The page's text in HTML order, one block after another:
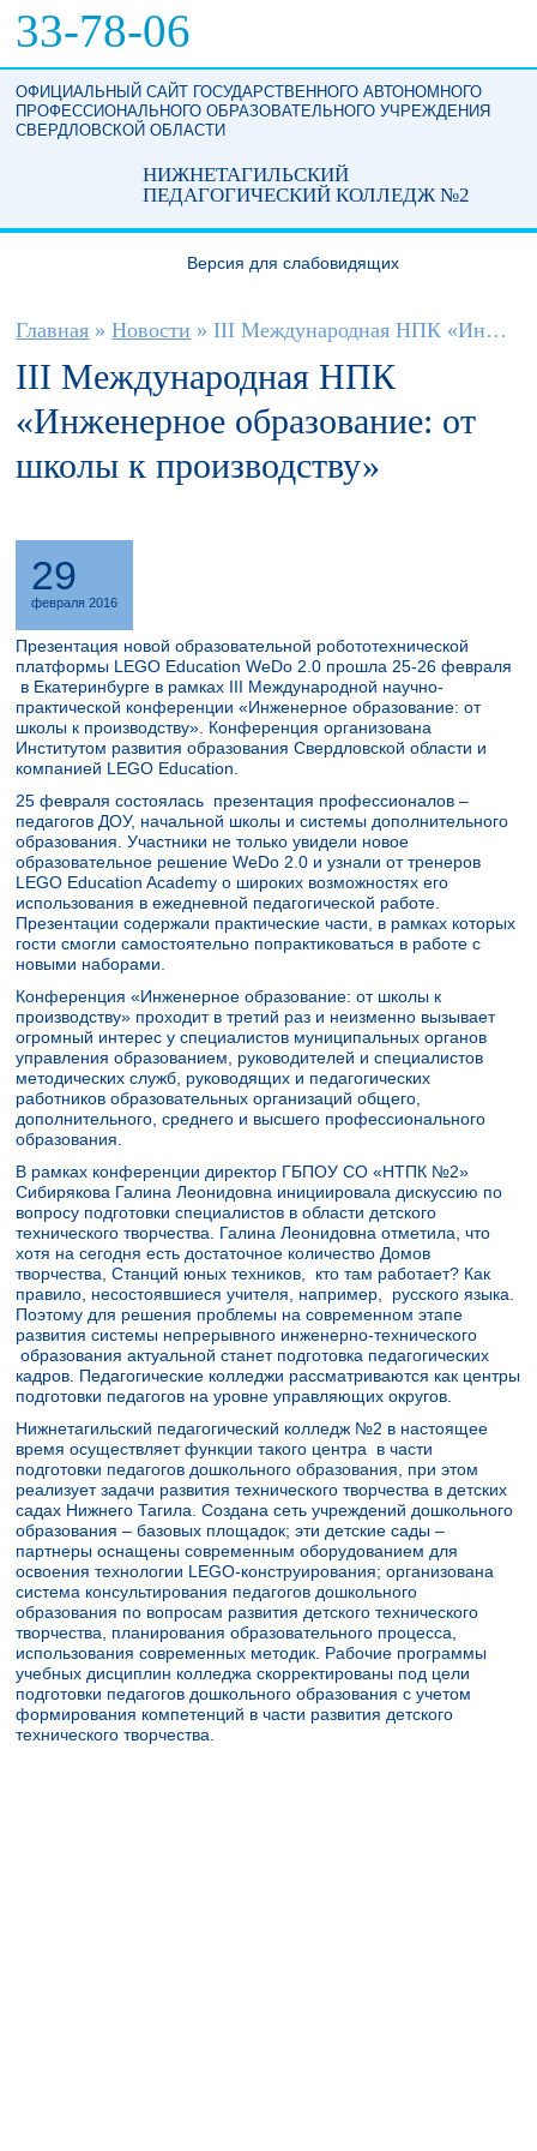
33-78-06
ОФИЦИАЛЬНЫЙ САЙТ ГОСУДАРСТВЕННОГО АВТОНОМНОГО
ПРОФЕССИОНАЛЬНОГО ОБРАЗОВАТЕЛЬНОГО УЧРЕЖДЕНИЯ
СВЕРДЛОВСКОЙ ОБЛАСТИ
НИЖНЕТАГИЛЬСКИЙ
ПЕДАГОГИЧЕСКИЙ КОЛЛЕДЖ №2
Версия для слабовидящих
Вы здесь
Главная » Новости » III Международная НПК «Инженерное...
III Международная НПК
«Инженерное образование: от
школы к производству»
29
февраля 2016
​Презентация новой образовательной робототехнической
платформы LEGO Education WeDo 2.0 прошла 25-26 февраля
в Екатеринбурге в рамках III Международной научно-
практической конференции «Инженерное образование: от
школы к производству». Конференция организована
Институтом развития образования Свердловской области и
компанией LEGO Education.
25 февраля состоялась презентация профессионалов –
педагогов ДОУ, начальной школы и системы дополнительного
образования. Участники не только увидели новое
образовательное решение WeDo 2.0 и узнали от тренеров
LEGO Education Academy о широких возможностях его
использования в ежедневной педагогической работе.
Презентации содержали практические части, в рамках которых
гости смогли самостоятельно попрактиковаться в работе с
новыми наборами.
​Конференция «Инженерное образование: от школы к
производству» проходит в третий раз и неизменно вызывает
огромный интерес у специалистов муниципальных органов
управления образованием, руководителей и специалистов
методических служб, руководящих и педагогических
работников образовательных организаций общего,
дополнительного, среднего и высшего профессионального
образования.
В рамках конференции директор ГБПОУ СО «НТПК №2»
Сибирякова Галина Леонидовна инициировала дискуссию по
вопросу подготовки специалистов в области детского
технического творчества. Галина Леонидовна отметила, что
хотя на сегодня есть достаточное количество Домов
творчества, Станций юных техников, кто там работает? Как
правило, несостоявшиеся учителя, например, русского языка.
Поэтому для решения проблемы на современном этапе
развития системы непрерывного инженерно-технического
образования актуальной станет подготовка педагогических
кадров. Педагогические колледжи рассматриваются как центры
подготовки педагогов на уровне управляющих округов.
​Нижнетагильский педагогический колледж №2 в настоящее
время осуществляет функции такого центра в части
подготовки педагогов дошкольного образования, при этом
реализует задачи развития технического творчества в детских
садах Нижнего Тагила. Создана сеть учреждений дошкольного
образования – базовых площадок; эти детские сады –
партнеры оснащены современным оборудованием для
освоения технологии LEGO-конструирования; организована
система консультирования педагогов дошкольного
образования по вопросам развития детского технического
творчества, планирования образовательного процесса,
использования современных методик. Рабочие программы
учебных дисциплин колледжа скорректированы под цели
подготовки педагогов дошкольного образования с учетом
формирования компетенций в части развития детского
технического творчества.